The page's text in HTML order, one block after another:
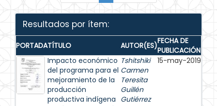
Resultados por ítem:
PORTADATÍTULO AUTOR(ES)FECHA DE
PUBLICACIÓN
Impacto económico
del programa para el
mejoramiento de la
producción
productiva indígena
Tshitshiki
Carmen
Teresita
Guillén
Gutiérrez
15-may-2019